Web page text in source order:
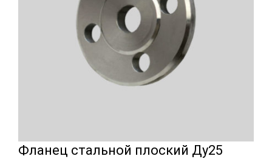
Фланец стальной плоский Ду25